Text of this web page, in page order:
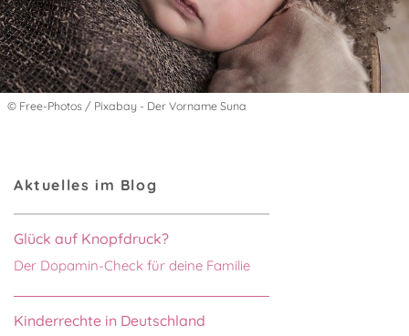
© Free-Photos / Pixabay - Der Vorname Suna
Aktuelles im Blog
Glück auf Knopfdruck?
Der Dopamin-Check für deine Familie
Kinderrechte in Deutschland